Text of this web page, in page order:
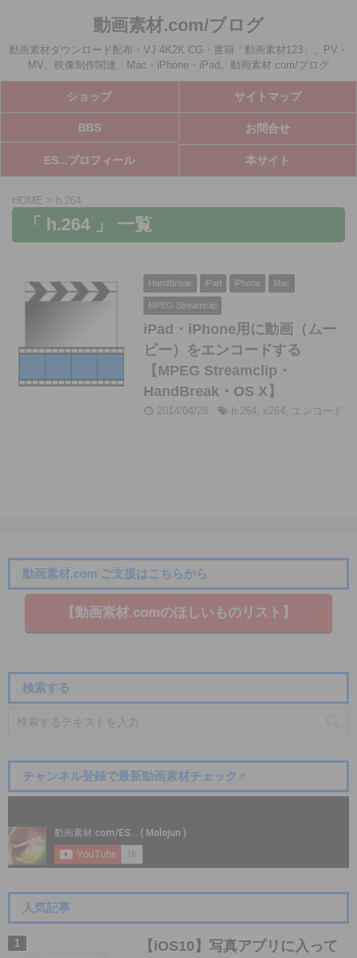
動画素材.com/ブログ
動画素材ダウンロード配布・VJ 4K2K CG・書籍「動画素材123」、PV・
MV、映像制作関連、Mac・iPhone・iPad。動画素材.com/ブログ
ショップ サイトマップ
BBS お問合せ
ES...プロフィール 本サイト
HOME > h.264
「 h.264 」 一覧
HandBreak iPad iPhone Mac
MPEG Streamclip
iPad・iPhone用に動画（ムー
ビー）をエンコードする
【MPEG Streamclip・
HandBreak・OS X】
2014/04/28 h.264, x264, エンコード
動画素材.com ご支援はこちらから
【動画素材.co​mのほしいものリスト】
検索する
チャンネル登録で最新動画素材チェック♬
人気記事
【iOS10】写真アプリに入って